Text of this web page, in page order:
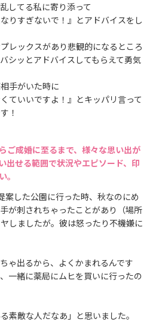
してる私に寄り添って
りすぎないで！』とアドバイスをし
レックスがあり悲観的になるところ
シッとアドバイスしてもらえて勇気
手がいた時に
ていいですよ！』とキッパリ言って
！
ご成婚に至るまで、様々な思い出が
出せる範囲で状況やエピソード、印
。
案した公園に行った時、秋なのにめ
が刺されちゃったことがあり（場所
しましたが。彼は怒ったり不機嫌に
ゃ出るから、よくかまれるんです
一緒に薬局にムヒを買いに行ったの
素敵な人だなあ」と思いました。